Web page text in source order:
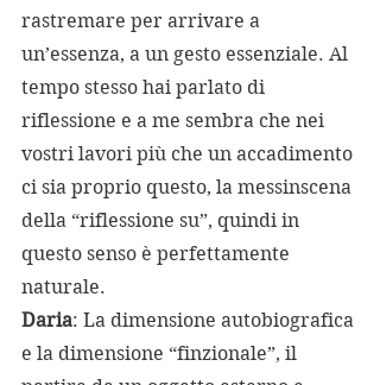
rastremare per arrivare a
un’essenza, a un gesto essenziale. Al
tempo stesso hai parlato di
riflessione e a me sembra che nei
vostri lavori più che un accadimento
ci sia proprio questo, la messinscena
della “riflessione su”, quindi in
questo senso è perfettamente
naturale.
Daria: La dimensione autobiografica
e la dimensione “finzionale”, il